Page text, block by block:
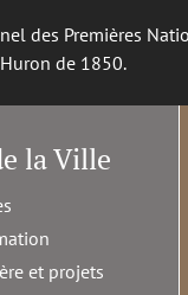
des Premières
de 1850.
la Ville
et projets